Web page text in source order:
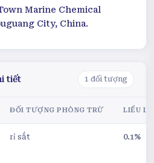
Marine Chemical
City, China.
tiết 1 đối tượng
ĐỐI TƯỢNG PHÒNG TRỪ LIỀU
rỉ sắt 0.1%